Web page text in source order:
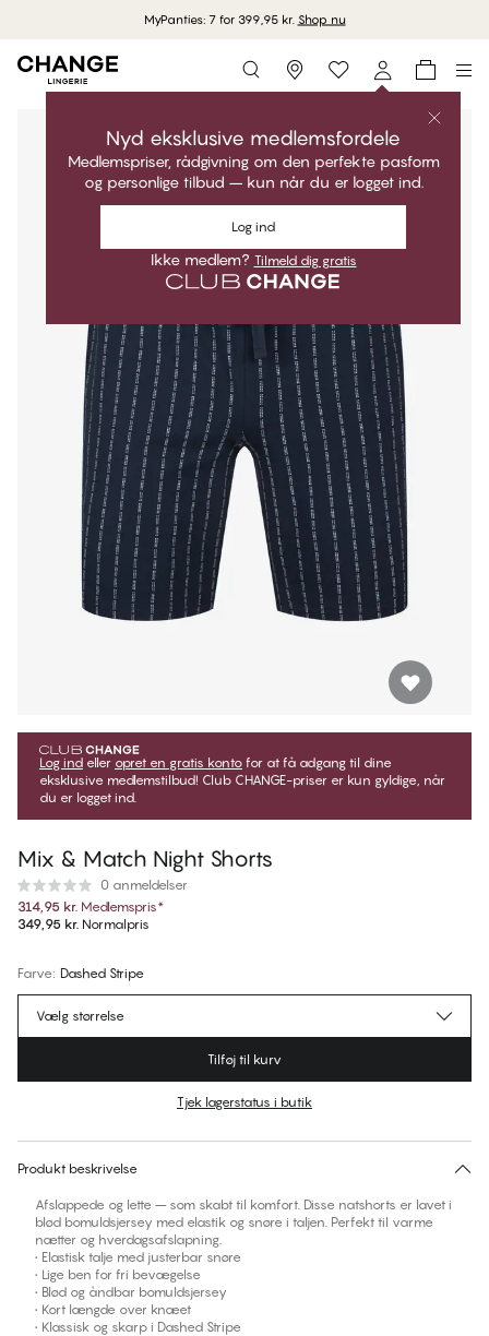
MyPanties: 7 for 399,95 kr. Shop nu
Storefinder
Nyd eksklusive medlemsfordele
Medlemspriser, rådgivning om den perfekte pasform
og personlige tilbud – kun når du er logget ind.
Log ind
Ikke medlem? Tilmeld dig gratis
Log ind eller opret en gratis konto for at få adgang til dine
eksklusive medlemstilbud! Club CHANGE-priser er kun gyldige, når
du er logget ind.
Mix & Match Night Shorts
0 anmeldelser
314,95 kr. Medlemspris*
349,95 kr. Normalpris
Farve: Dashed Stripe
Ingen foreslåede størrelse for dette item
Vælg størrelse
Tilføj til kurv
Tjek lagerstatus i butik
Produkt beskrivelse
Afslappede og lette – som skabt til komfort. Disse natshorts er lavet i
blød bomuldsjersey med elastik og snøre i taljen. Perfekt til varme
nætter og hverdagsafslapning.
• Elastisk talje med justerbar snøre
• Lige ben for fri bevægelse
• Blød og åndbar bomuldsjersey
• Kort længde over knæet
• Klassisk og skarp i Dashed Stripe